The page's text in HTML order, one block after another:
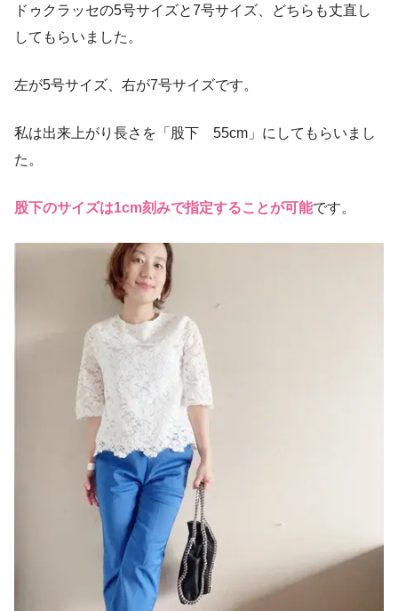
ドゥクラッセの5号サイズと7号サイズ、どちらも丈直し
してもらいました。
左が5号サイズ、右が7号サイズです。
私は出来上がり長さを「股下 55cm」にしてもらいまし
た。
股下のサイズは1cm刻みで指定することが可能です。